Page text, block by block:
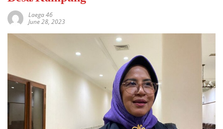
Laega 46
June 28, 2023